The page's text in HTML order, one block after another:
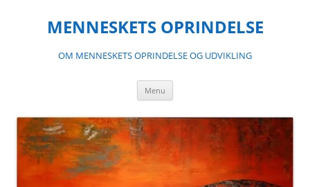
indholdMENNESKETS OPRINDELSE
OM MENNESKETS OPRINDELSE OG UDVIKLING
Menu